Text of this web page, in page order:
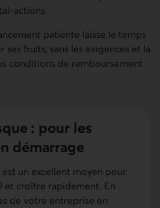
actions
patiente laisse le temps
fruits, sans les exigences et la
conditions de remboursement
: pour les
démarrage
un excellent moyen pour
et croître rapidement. En
de votre entreprise en